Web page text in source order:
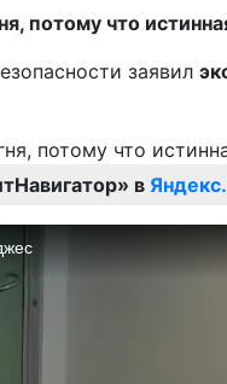
потому что
заявил
в